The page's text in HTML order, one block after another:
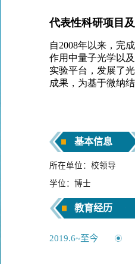
基本信息
所在单位：校领导
学位：博士
教育经历
2019.6~至今